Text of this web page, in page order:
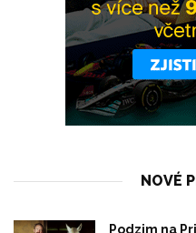
NOVÉ
Podzim na